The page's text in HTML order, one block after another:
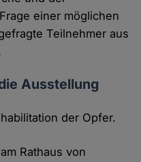
einer möglichen
Teilnehmer aus
Ausstellung
der Opfer.
Rathaus von